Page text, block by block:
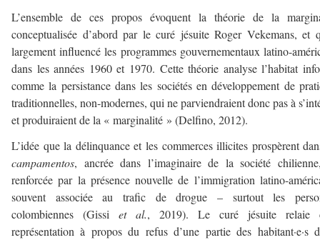
L’ensemble de ces propos évoquent la théorie de la
conceptualisée d’abord par le curé jésuite Roger Vekemans, et
largement influencé les programmes gouvernementaux latino-
dans les années 1960 et 1970. Cette théorie analyse l’habitat
comme la persistance dans les sociétés en développement de
traditionnelles, non-modernes, qui ne parviendraient donc pas à
et produiraient de la « marginalité » (Delfino, 2012).
L’idée que la délinquance et les commerces illicites prospèrent
campamentos, ancrée dans l’imaginaire de la société
renforcée par la présence nouvelle de l’immigration latino-
souvent associée au trafic de drogue – surtout les
colombiennes (Gissi et al., 2019). Le curé jésuite relaie
représentation à propos du refus d’une partie des habitant·e·s